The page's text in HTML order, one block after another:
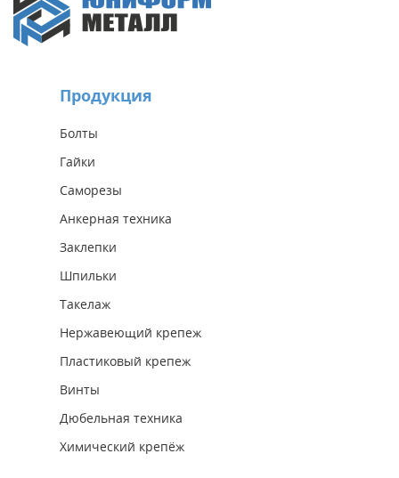
Продукция
Болты
Гайки
Саморезы
Анкерная техника
Заклепки
Шпильки
Такелаж
Нержавеющий крепеж
Пластиковый крепеж
Винты
Дюбельная техника
Химический крепёж